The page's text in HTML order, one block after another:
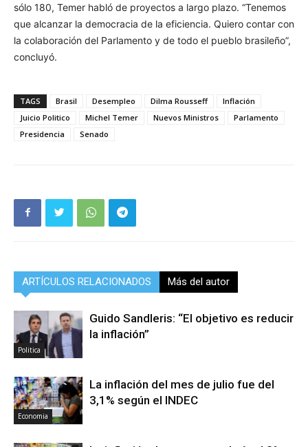
sólo 180, Temer habló de proyectos a largo plazo. “Tenemos
que alcanzar la democracia de la eficiencia. Quiero contar con
la colaboración del Parlamento y de todo el pueblo brasileño”,
concluyó.
TAGS Brasil Desempleo Dilma Rousseff
Inflación
Juicio Politico
Michel Temer Nuevos Ministros
Parlamento
Presidencia
Senado
ARTÍCULOS RELACIONADOS Más del autor
Politica
Guido Sandleris: “El objetivo es reducir
la inflación”
Economia
La inflación del mes de julio fue del
3,1% según el INDEC